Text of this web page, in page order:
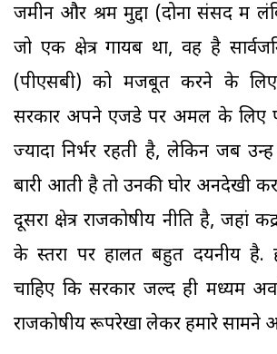
जमीन और श्रम मुद्दों (दोनों संसद में
जो एक क्षेत्र गायब था, वह है
(पीएसबी) को मजबूत करने के लिए
सरकार अपने एजेंडे पर अमल के लिए
ज्यादा निर्भर रहती है, लेकिन जब
बारी आती है तो उनकी घोर अनदेखी
दूसरा क्षेत्र राजकोषीय नीति है, जहां
के स्तरों पर हालत बहुत दयनीय है.
चाहिए कि सरकार जल्द ही मध्यम
राजकोषीय रूपरेखा लेकर हमारे सामने